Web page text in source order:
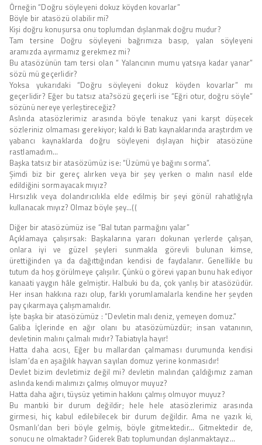
Örneğin “Doğru söyleyeni dokuz köyden kovarlar”
Böyle bir atasözü olabilir mi?
Kişi doğru konuşursa onu toplumdan dışlanmak doğru mudur?
Tam tersine Doğru söyleyeni bağrımıza basıp, yalan söyleyeni
aramızda ayırmamız gerekmez mi?
Bu atasözünün tam tersi olan “ Yalancının mumu yatsıya kadar yanar”
sözü mü geçerlidir?
Yoksa yukarıdaki “Doğru söyleyeni dokuz köyden kovarlar” mı
geçerlidir? Eğer bu tatsız ata?sözü geçerli ise “Eğri otur, doğru söyle”
sözünü nereye yerleştireceğiz?
Aslında atasözlerimiz arasında böyle tenakuz yani karşıt düşecek
sözleriniz olmaması gerekiyor; kaldı ki Batı kaynaklarında araştırdım ve
yabancı kaynaklarda doğru söyleyeni dışlayan hiçbir atasözüne
rastlamadım…
Başka tatsız bir atasözümüz ise: “Üzümü ye bağını sorma”.
Şimdi biz bir gereç alırken veya bir şey yerken o malın nasıl elde
edildiğini sormayacak mıyız?
Hırsızlık veya dolandırıcılıkla elde edilmiş bir şeyi gönül rahatlığıyla
kullanacak mıyız? Olmaz böyle şey…((
Diğer bir atasözümüz ise “Bal tutan parmağını yalar”
Açıklamaya çalışırsak: Başkalarına yararı dokunan yerlerde çalışan,
onlara iyi ve güzel şeyleri sunmakla görevli bulunan kimse,
ürettiğinden ya da dağıttığından kendisi de faydalanır. Genellikle bu
tutum da hoş görülmeye çalışılır. Çünkü o görevi yapan bunu hak ediyor
kanaati yaygın hâle gelmiştir. Halbuki bu da, çok yanlış bir atasözüdür.
Her insan hakkına razı olup, farklı yorumlamalarla kendine her şeyden
pay çıkarmaya çalışmamalıdır.
İşte başka bir atasözümüz : “Devletin malı deniz, yemeyen domuz.”
Galiba İçlerinde en ağır olanı bu atasözümüzdür; insan vatanının,
devletinin malını çalmalı mıdır? Tabiatıyla hayır!
Hatta daha acısı, Eğer bu mallardan çalmaması durumunda kendisi
İslam’da en aşağılık hayvan sayılan domuz yerine konmasıdır!
Devlet bizim devletimiz değil mi? devletin malından çaldığımız zaman
aslında kendi malımızı çalmış olmuyor muyuz?
Hatta daha ağırı, tüysüz yetimin hakkını çalmış olmuyor muyuz?
Bu mantıki bir durum değildir; hele hele atasözlerimiz arasında
girmesi, hiç kabul edilebilecek bir durum değildir. Ama ne yazık ki,
Osmanlı’dan beri böyle gelmiş, böyle gitmektedir… Gitmektedir de,
sonucu ne olmaktadır? Giderek Batı toplumundan dışlanmaktayız…